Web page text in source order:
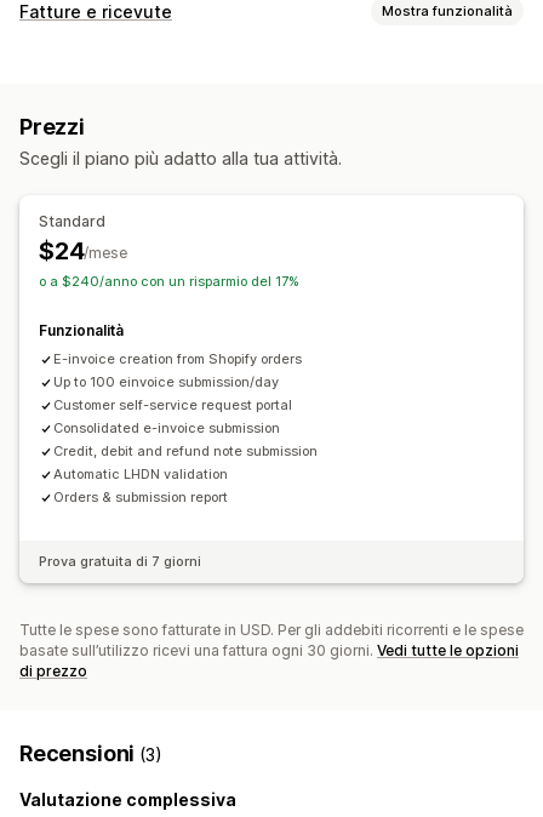
Fatture e ricevute Mostra funzionalità
Prezzi
Scegli il piano più adatto alla tua attività.
Standard
$24/mese
o a $240/anno con un risparmio del 17%
Funzionalità
E-invoice creation from Shopify orders
Up to 100 einvoice submission/day
Customer self-service request portal
Consolidated e-invoice submission
Credit, debit and refund note submission
Automatic LHDN validation
Orders & submission report
Prova gratuita di 7 giorni
Tutte le spese sono fatturate in USD. Per gli addebiti ricorrenti e le spese
basate sull’utilizzo ricevi una fattura ogni 30 giorni. Vedi tutte le opzioni
di prezzo
Recensioni (3)
Valutazione complessiva